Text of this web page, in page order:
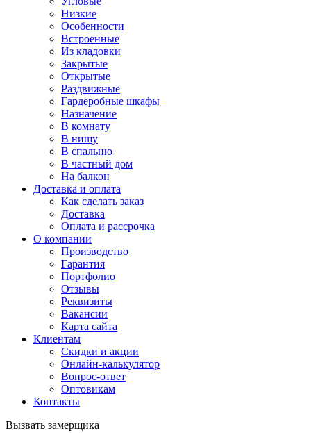
Низкие
Особенности
Встроенные
Из кладовки
Закрытые
Открытые
Раздвижные
Гардеробные шкафы
Назначение
В комнату
В нишу
В спальню
В частный дом
На балкон
Доставка и оплата
Как сделать заказ
Доставка
Оплата и рассрочка
О компании
Производство
Гарантия
Портфолио
Отзывы
Реквизиты
Вакансии
Карта сайта
Клиентам
Скидки и акции
Онлайн-калькулятор
Вопрос-ответ
Оптовикам
Контакты
Вызвать замерщика